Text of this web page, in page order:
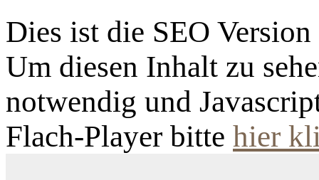
Dies ist die SEO
Um diesen Inhalt zu
notwendig und
Flach-Player bitte hier